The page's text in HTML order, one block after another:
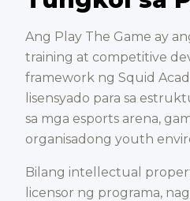
Ang Play The Game ay
training at competitive
framework ng Squid
lisensyado para sa
sa mga esports arena,
organisadong youth
Bilang intellectual
licensor ng programa,